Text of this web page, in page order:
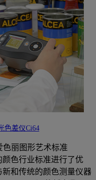
色差仪Ci64
色丽图形艺术标准
颜色行业标准进行了优
和传统的颜色测量仪器